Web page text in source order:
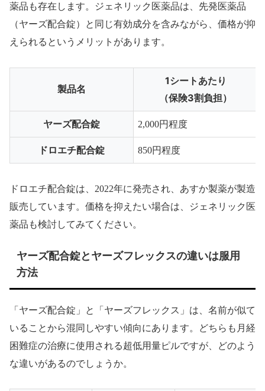
薬品も存在します。ジェネリック医薬品は、先発医薬品
（ヤーズ配合錠）と同じ有効成分を含みながら、価格が抑
えられるというメリットがあります。
製品名
1シートあたり
（保険3割負担）
ヤーズ配合錠 2,000円程度
ドロエチ配合錠 850円程度
ドロエチ配合錠は、2022年に発売され、あすか製薬が製造
販売しています。価格を抑えたい場合は、ジェネリック医
薬品も検討してみてください。
ヤーズ配合錠とヤーズフレックスの違いは服用
方法
「ヤーズ配合錠」と「ヤーズフレックス」は、名前が似て
いることから混同しやすい傾向にあります。どちらも月経
困難症の治療に使用される超低用量ピルですが、どのよう
な違いがあるのでしょうか。